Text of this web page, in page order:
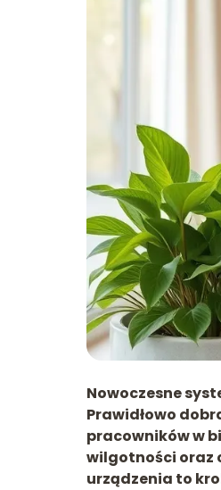
Nowoczesne
Prawidłowo
pracowników w
wilgotności oraz
urządzenia to